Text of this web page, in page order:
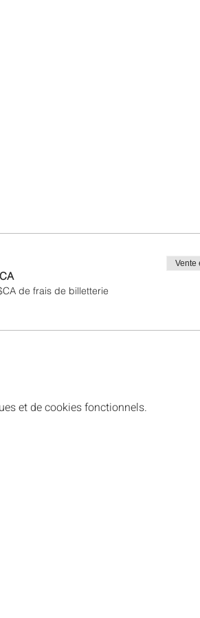
de frais de billetterie
Vente
et de cookies fonctionnels.